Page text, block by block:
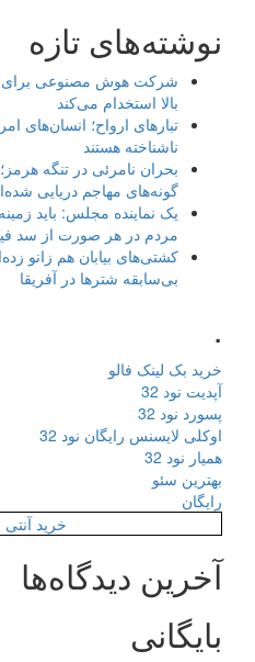
نوشته‌های تازه
شرکت هوش مصنوعی برای
بالا استخدام می‌کند
تبارهای ارواح؛ انسان‌های
ناشناخته هستند
بحران نامرئی در تنگه
گونه‌های مهاجم دریایی
یک نماینده مجلس: باید
مردم در هر صورت از سد
کشتی‌های بیابان هم زانو
بی‌سابقه شترها در آفریقا
.
خرید بک لینک فالو
آپدیت نود 32
پسورد نود 32
اوکلی لایسنس رایگان نود 32
همیار نود 32
بهترین سئو
رایگان
خرید
آخرین دیدگاه‌ها
بایگانی